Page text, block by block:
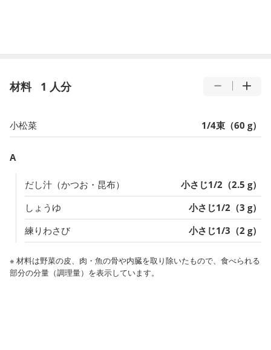
材料 1 人分
小松菜 1/4束（60 g）
A
だし汁（かつお・昆布）
小さじ1/2（2.5 g）
しょうゆ
小さじ1/2（3 g）
練りわさび
小さじ1/3（2 g）
※ 材料は野菜の皮、肉・魚の骨や内臓を取り除いたもので、食べられる
部分の分量（調理量）を表示しています。